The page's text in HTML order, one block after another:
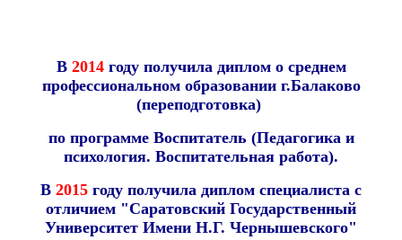
В 2014 году получила диплом о среднем
профессиональном образовании г.Балаково
(переподготовка)
по программе Воспитатель (Педагогика и
психология. Воспитательная работа).
В 2015 году получила диплом специалиста с
отличием "Саратовский Государственный
Университет Имени Н.Г. Чернышевского"